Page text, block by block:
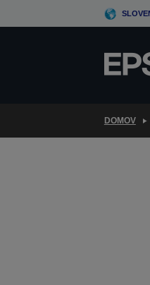
to
DOMOV